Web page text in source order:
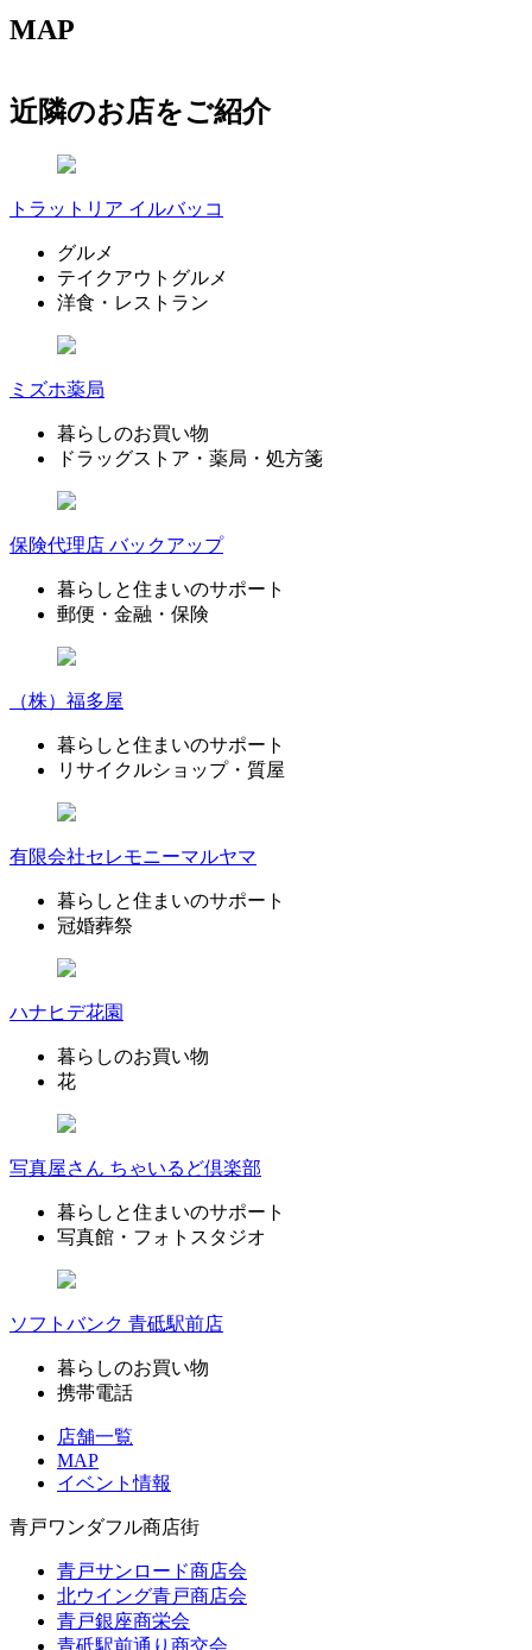
MAP
近隣のお店をご紹介
トラットリア イルバッコ
グルメ
テイクアウトグルメ
洋食・レストラン
ミズホ薬局
暮らしのお買い物
ドラッグストア・薬局・処方箋
保険代理店 バックアップ
暮らしと住まいのサポート
郵便・金融・保険
（株）福多屋
暮らしと住まいのサポート
リサイクルショップ・質屋
有限会社セレモニーマルヤマ
暮らしと住まいのサポート
冠婚葬祭
ハナヒデ花園
暮らしのお買い物
花
写真屋さん ちゃいるど倶楽部
暮らしと住まいのサポート
写真館・フォトスタジオ
ソフトバンク 青砥駅前店
暮らしのお買い物
携帯電話
店舗一覧
MAP
イベント情報
青戸ワンダフル商店街
青戸サンロード商店会
北ウイング青戸商店会
青戸銀座商栄会